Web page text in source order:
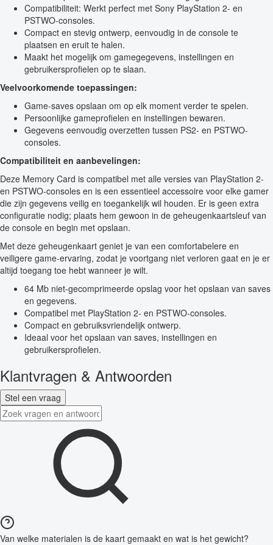
Compatibiliteit: Werkt perfect met Sony PlayStation 2- en
PSTWO-consoles.
Compact en stevig ontwerp, eenvoudig in de console te
plaatsen en eruit te halen.
Maakt het mogelijk om gamegegevens, instellingen en
gebruikersprofielen op te slaan.
Veelvoorkomende toepassingen:
Game-saves opslaan om op elk moment verder te spelen.
Persoonlijke gameprofielen en instellingen bewaren.
Gegevens eenvoudig overzetten tussen PS2- en PSTWO-
consoles.
Compatibiliteit en aanbevelingen:
Deze Memory Card is compatibel met alle versies van PlayStation 2-
en PSTWO-consoles en is een essentieel accessoire voor elke gamer
die zijn gegevens veilig en toegankelijk wil houden. Er is geen extra
configuratie nodig; plaats hem gewoon in de geheugenkaartsleuf van
de console en begin met opslaan.
Met deze geheugenkaart geniet je van een comfortabelere en
veiligere game-ervaring, zodat je voortgang niet verloren gaat en je er
altijd toegang toe hebt wanneer je wilt.
64 Mb niet-gecomprimeerde opslag voor het opslaan van saves
en gegevens.
Compatibel met PlayStation 2- en PSTWO-consoles.
Compact en gebruiksvriendelijk ontwerp.
Ideaal voor het opslaan van saves, instellingen en
gebruikersprofielen.
Klantvragen & Antwoorden
Stel een vraag
Van welke materialen is de kaart gemaakt en wat is het gewicht?